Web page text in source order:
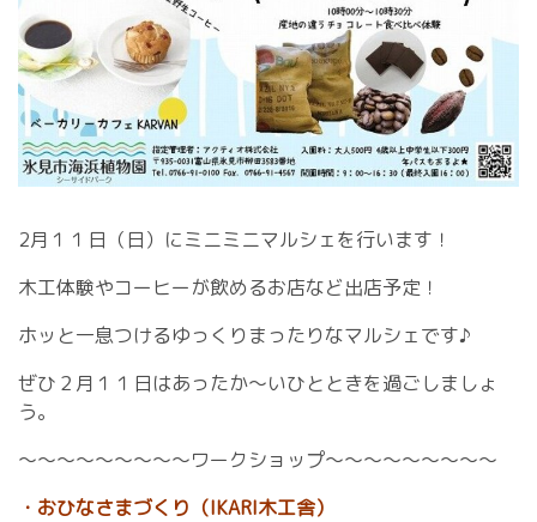
2月１１日（日）にミニミニマルシェを行います！
木工体験やコーヒーが飲めるお店など出店予定！
ホッと一息つけるゆっくりまったりなマルシェです♪
ぜひ２月１１日はあったか～いひとときを過ごしましょ
う。
～～～～～～～～～ワークショップ～～～～～～～～～
・おひなさまづくり（IKARI木工舎）